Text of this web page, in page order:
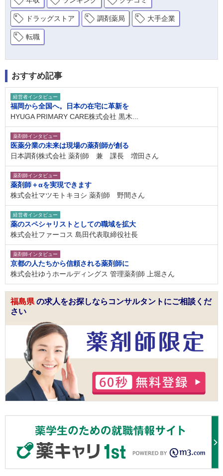
ドラッグストア 調剤薬局 大手企業
転職
おすすめ記事
経営者インタビュー
福岡から全国へ。日本の在宅に革新を
HYUGA PRIMARY CARE株式会社 黒木...
薬剤師インタビュー
医薬分業の未来は現場の薬剤師が創る
日本調剤株式会社 薬剤師 兼 課長 増田さん
薬剤師インタビュー
薬剤師＋αを実現できます
株式会社マツモトキヨシ 薬剤師 野間さん
経営者インタビュー
薬のスペシャリストとしての職域を拡大
株式会社ファーコス 島田代表取締役社長
薬剤師インタビュー
京都の人たちから信頼される薬剤師に
株式会社ゆうホールディングス 管理薬剤師 上堀さん
福島県 の求人をお探しならコンサルタントにご相談くだ
さい